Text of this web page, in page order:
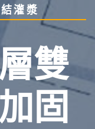
灌漿
雙
固